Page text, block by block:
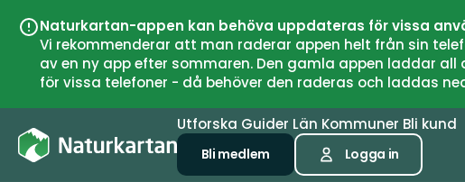
Naturkartan-appen kan behöva uppdateras för vissa
Vi rekommenderar att man raderar appen helt från sin
av en ny app efter sommaren. Den gamla appen laddar
för vissa telefoner - då behöver den raderas och laddas
Utforska Guider Län Kommuner Bli kund
Bli medlem Logga in